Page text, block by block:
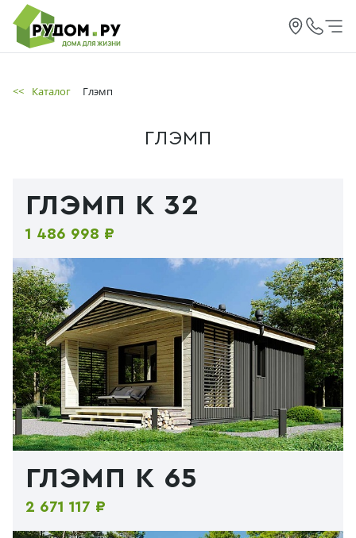
<< Каталог Глэмп
ГЛЭМП
ГЛЭМП К 32
1 486 998 ₽
ГЛЭМП К 65
2 671 117 ₽